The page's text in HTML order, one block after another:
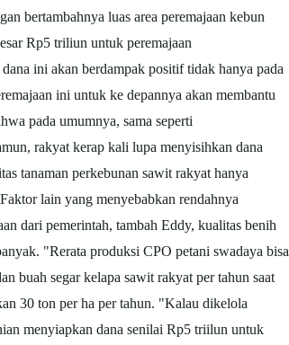
bertambahnya luas area peremajaan kebun
Rp5 triliun untuk peremajaan
ini akan berdampak positif tidak hanya pada
ini untuk ke depannya akan membantu
pada umumnya, sama seperti
rakyat kerap kali lupa menyisihkan dana
tanaman perkebunan sawit rakyat hanya
lain yang menyebabkan rendahnya
dari pemerintah, tambah Eddy, kualitas benih
"Rerata produksi CPO petani swadaya bisa
buah segar kelapa sawit rakyat per tahun saat
30 ton per ha per tahun. "Kalau dikelola
menyiapkan dana senilai Rp5 triilun untuk